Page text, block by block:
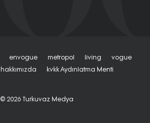
Envogue Metropol Living
Vogue
Hakkımızda Kvkk Aydınlatma Menti
© 2026 Turkuvaz Medya